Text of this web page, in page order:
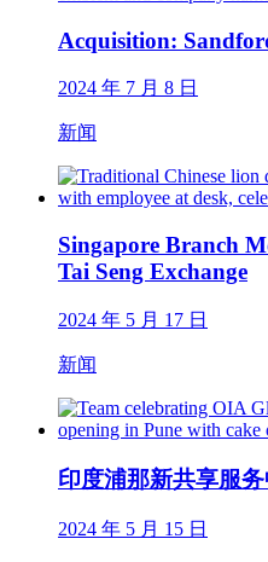
Acquisition:
2024 年 7 月 8 日
新闻
Singapore Branch
Tai Seng Exchange
2024 年 5 月 17 日
新闻
印度浦那新共享服
2024 年 5 月 15 日